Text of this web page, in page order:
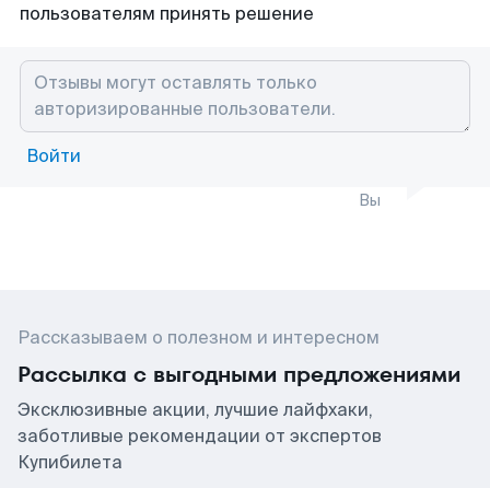
пользователям принять решение
Войти
Вы
Рассказываем о полезном и интересном
Рассылка с выгодными предложениями
Эксклюзивные акции, лучшие лайфхаки,
заботливые рекомендации от экспертов
Купибилета